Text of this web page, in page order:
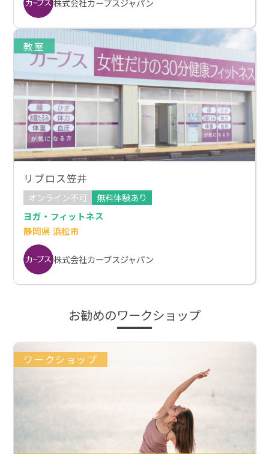
株式会社カーブスジャパン
教室
リブロス笠井
オンライン不可
無料体験あり
ヨガ・フィットネス
静岡県 浜松市
株式会社カーブスジャパン
お勧めのワークショップ
ワークショップ